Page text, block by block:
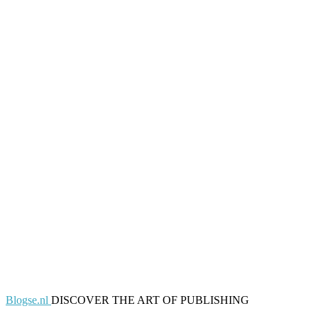
Blogse.nl DISCOVER THE ART OF PUBLISHING